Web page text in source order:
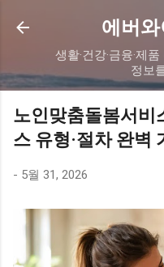
기본 콘
에버
생활·건강·금융·제
정보
노인맞춤돌봄서비
스 유형·절차 완벽
- 5월 31, 2026